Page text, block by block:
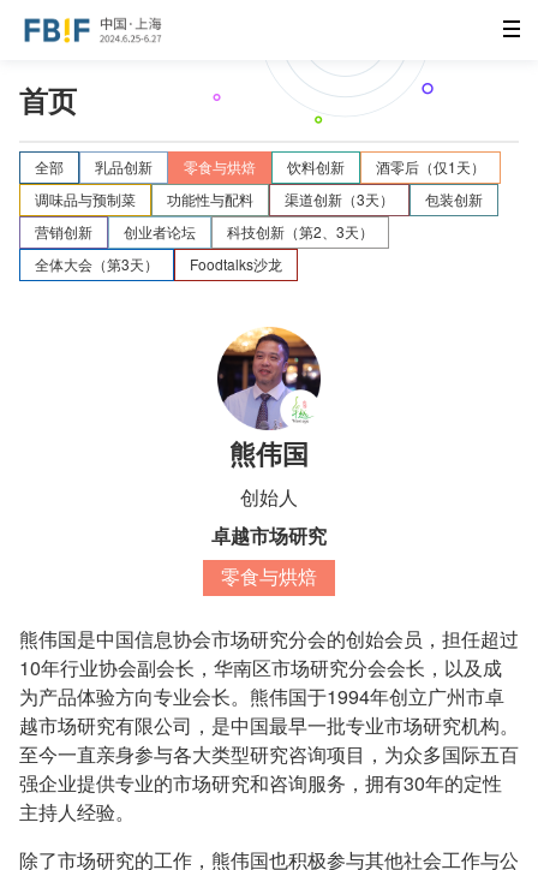
首页
全部 乳品创新 零食与烘焙 饮料创新
酒零后（仅1天）
调味品与预制菜
功能性与配料 渠道创新（3天）
包装创新
营销创新
创业者论坛
科技创新（第2、3天）
全体大会（第3天）
Foodtalks沙龙
熊伟国
创始人
卓越市场研究
零食与烘焙
熊伟国是中国信息协会市场研究分会的创始会员，担任超过
10年行业协会副会长，华南区市场研究分会会长，以及成
为产品体验方向专业会长。熊伟国于1994年创立广州市卓
越市场研究有限公司，是中国最早一批专业市场研究机构。
至今一直亲身参与各大类型研究咨询项目，为众多国际五百
强企业提供专业的市场研究和咨询服务，拥有30年的定性
主持人经验。
除了市场研究的工作，熊伟国也积极参与其他社会工作与公